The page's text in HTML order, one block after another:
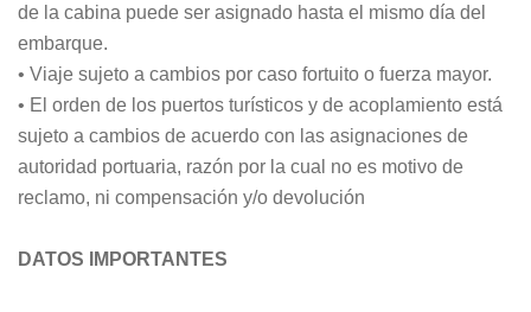
de la cabina puede ser asignado hasta el mismo día del
embarque.
• Viaje sujeto a cambios por caso fortuito o fuerza mayor.
• El orden de los puertos turísticos y de acoplamiento está
sujeto a cambios de acuerdo con las asignaciones de
autoridad portuaria, razón por la cual no es motivo de
reclamo, ni compensación y/o devolución
DATOS IMPORTANTES